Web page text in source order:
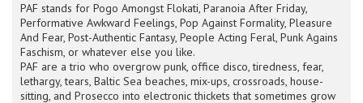
PAF stands for Pogo Amongst Flokati, Paranoia After Friday,
Performative Awkward Feelings, Pop Against Formality, Pleasure
And Fear, Post-Authentic Fantasy, People Acting Feral, Punk Agains
Faschism, or whatever else you like.
PAF are a trio who overgrow punk, office disco, tiredness, fear,
lethargy, tears, Baltic Sea beaches, mix-ups, crossroads, house-
sitting, and Prosecco into electronic thickets that sometimes grow